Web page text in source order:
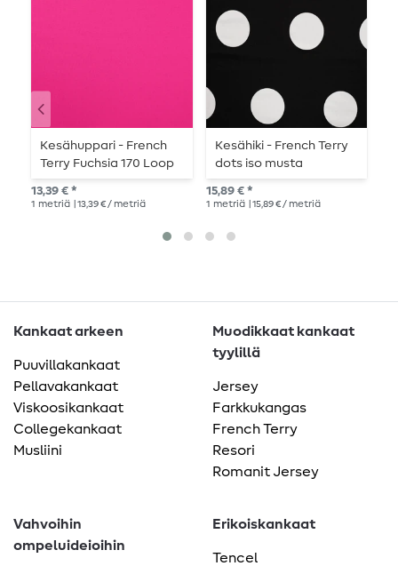
Kesähuppari - French
Terry Fuchsia 170 Loop
rakenne
13,39 € *
1 metriä | 13,39 € / metriä
Kesähiki - French Terry
dots iso musta
15,89 € *
1 metriä | 15,89 € / metriä
Kankaat arkeen
Puuvillakankaat
Pellavakankaat
Viskoosikankaat
Collegekankaat
Musliini
Muodikkaat kankaat
tyylillä
Jersey
Farkkukangas
French Terry
Resori
Romanit Jersey
Vahvoihin
ompeluideioihin
Erikoiskankaat
Tencel